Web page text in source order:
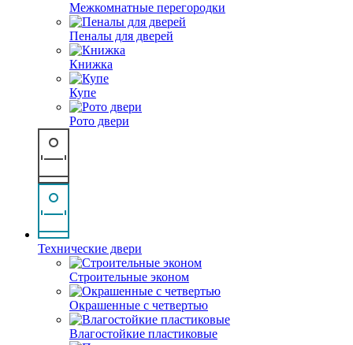
Межкомнатные перегородки
Пеналы для дверей
Книжка
Купе
Рото двери
Технические двери
Строительные эконом
Окрашенные с четвертью
Влагостойкие пластиковые